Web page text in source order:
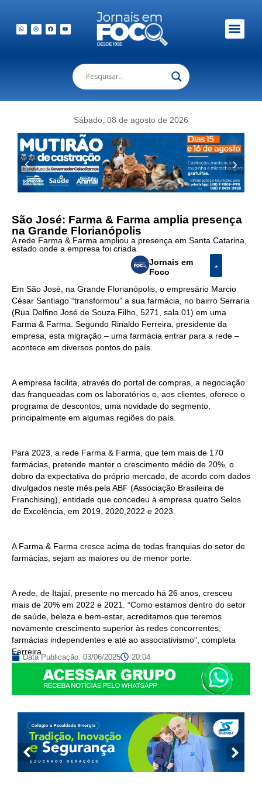
Sábado, 08 de agosto de 2026
São José: Farma & Farma amplia presença
na Grande Florianópolis
A rede Farma & Farma ampliou a presença em Santa Catarina,
estado onde a empresa foi criada.
Jornais em
Foco
Em São José, na Grande Florianópolis, o empresário Marcio
César Santiago “transformou” a sua farmácia, no bairro Serraria
(Rua Delfino José de Souza Filho, 5271, sala 01) em uma
Farma & Farma. Segundo Rinaldo Ferreira, presidente da
empresa, esta migração – uma farmácia entrar para a rede –
acontece em diversos pontos do país.
A empresa facilita, através do portal de compras, a negociação
das franqueadas com os laboratórios e, aos clientes, oferece o
programa de descontos, uma novidade do segmento,
principalmente em algumas regiões do país.
Para 2023, a rede Farma & Farma, que tem mais de 170
farmácias, pretende manter o crescimento médio de 20%, o
dobro da expectativa do próprio mercado, de acordo com dados
divulgados neste mês pela ABF (Associação Brasileira de
Franchising), entidade que concedeu à empresa quatro Selos
de Excelência, em 2019, 2020,2022 e 2023.
A Farma & Farma cresce acima de todas franquias do setor de
farmácias, sejam as maiores ou de menor porte.
A rede, de Itajaí, presente no mercado há 26 anos, cresceu
mais de 20% em 2022 e 2021. “Como estamos dentro do setor
de saúde, beleza e bem-estar, acreditamos que teremos
novamente crescimento superior às redes concorrentes,
farmácias independentes e até ao associativismo”, completa
Ferreira.
Data Publicação: 03/06/2025 20:04